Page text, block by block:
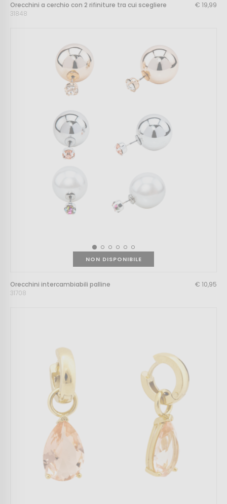
Orecchini a cerchio con 2 rifiniture tra cui scegliere
31848
€ 19,99
NON DISPONIBILE
Orecchini intercambiabili palline
31708
€ 10,95